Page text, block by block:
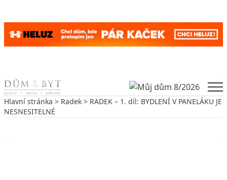
Skip to content
Hlavní stránka > Radek > RADEK – 1. díl: BYDLENÍ V PANELÁKU JE
NESNESITELNÉ